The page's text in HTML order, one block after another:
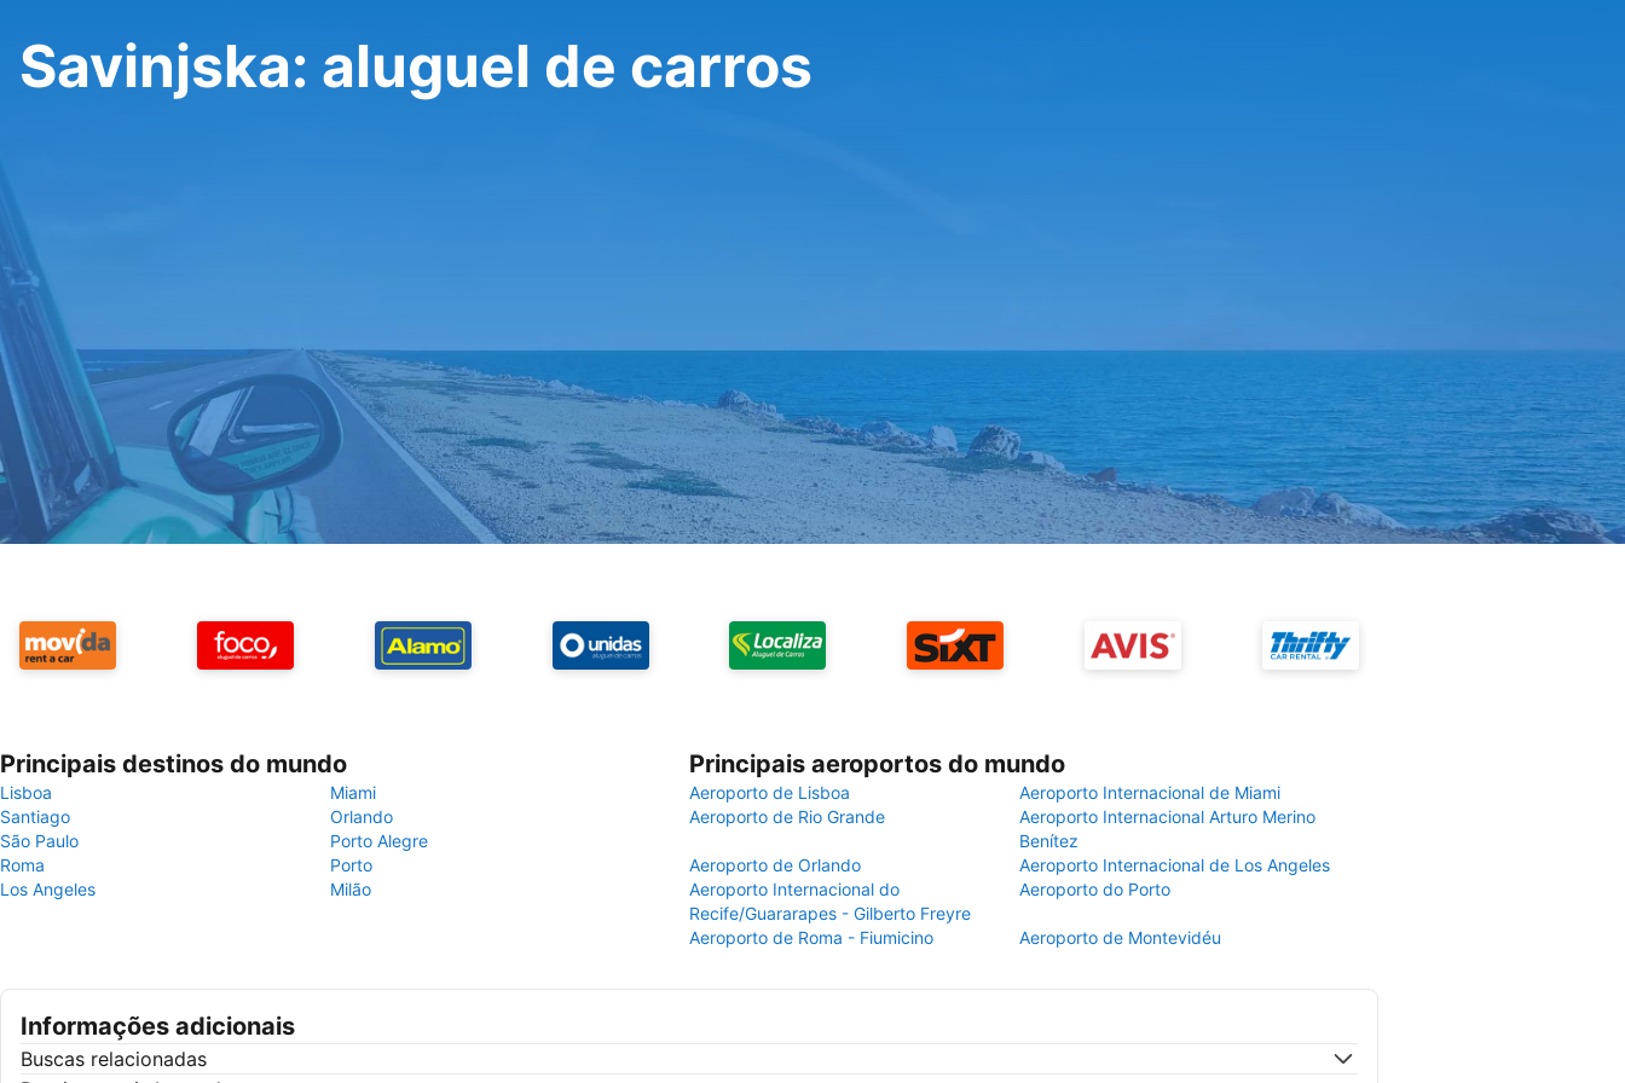
Savinjska: aluguel de carros
Principais destinos do mundo
Lisboa
Miami
Santiago
Orlando
São Paulo
Porto Alegre
Roma
Porto
Los Angeles
Milão
Principais aeroportos do mundo
Aeroporto de Lisboa
Aeroporto Internacional de Miami
Aeroporto de Rio Grande
Aeroporto Internacional Arturo Merino
Benítez
Aeroporto de Orlando
Aeroporto Internacional de Los Angeles
Aeroporto Internacional do
Recife/Guararapes - Gilberto Freyre
Aeroporto do Porto
Aeroporto de Roma - Fiumicino Aeroporto de Montevidéu
Informações adicionais
Buscas relacionadas